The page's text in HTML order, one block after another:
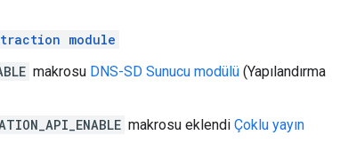
module
makrosu DNS-SD Sunucu modülü (Yapılandırma
makrosu eklendi Çoklu yayın